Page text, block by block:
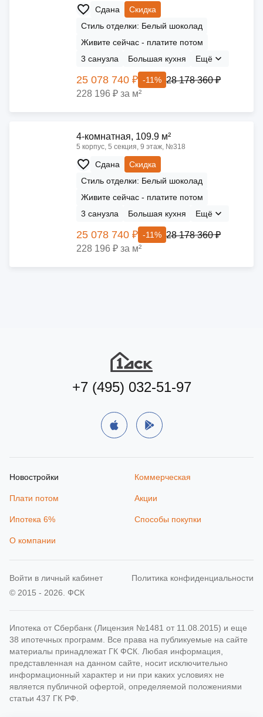
Сдана
Скидка
Стиль отделки: Белый шоколад
Живите сейчас - платите потом
3 санузла
Большая кухня Ещё
25 078 740 ₽ -11% 28 178 360 ₽
228 196 ₽ за м²
4-комнатная, 109.9 м²
5 корпус, 5 секция, 9 этаж, №318
Сдана
Скидка
Стиль отделки: Белый шоколад
Живите сейчас - платите потом
3 санузла
Большая кухня Ещё
25 078 740 ₽ -11% 28 178 360 ₽
228 196 ₽ за м²
+7 (495) 032-51-97
Новостройки Коммерческая
Плати потом Акции
Ипотека 6% Способы покупки
О компании
© 2015 - 2026. ФСК
Политика конфиденциальности
Ипотека от Сбербанк (Лицензия №1481 от 11.08.2015) и еще
38 ипотечных программ. Все права на публикуемые на сайте
материалы принадлежат ГК ФСК. Любая информация,
представленная на данном сайте, носит исключительно
информационный характер и ни при каких условиях не
является публичной офертой, определяемой положениями
статьи 437 ГК РФ.
Войти в личный кабинет